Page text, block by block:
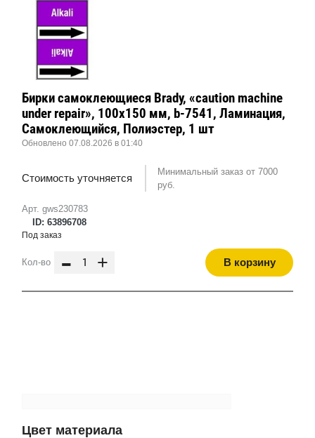
Цвет материала
Арт. gws230783
ID: 63896708
Бирки самоклеющиеся Brady, «caution machine
under repair», 100x150 мм, b-7541, Ламинация,
Самоклеющийся, Полиэстер, 1 шт
Обновлено 07.08.2026 в 01:40
Стоимость уточняется
Минимальный заказ от 7000
руб.
Под заказ
Кол-во - + В корзину